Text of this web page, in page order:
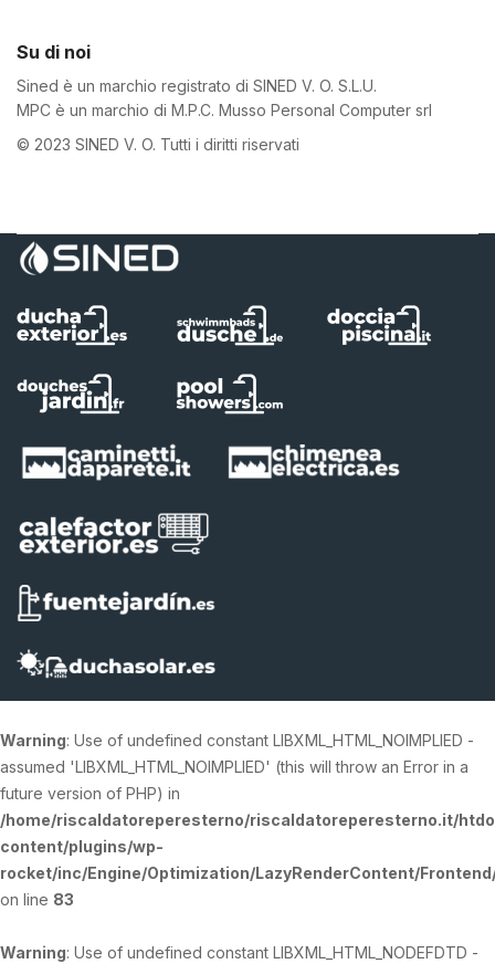
Su di noi
Sined è un marchio registrato di SINED V. O. S.L.U.
MPC è un marchio di M.P.C. Musso Personal Computer srl
© 2023 SINED V. O. Tutti i diritti riservati
Warning: Use of undefined constant LIBXML_HTML_NOIMPLIED -
assumed 'LIBXML_HTML_NOIMPLIED' (this will throw an Error in a
future version of PHP) in
/home/riscaldatoreperesterno/riscaldatoreperesterno.it/
content/plugins/wp-
rocket/inc/Engine/Optimization/LazyRenderContent/
on line 83
Warning: Use of undefined constant LIBXML_HTML_NODEFDTD -